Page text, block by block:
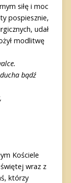
siłę i moc
pospiesznie,
udał
modlitwę
bądź
Kościele
wraz z
którzy